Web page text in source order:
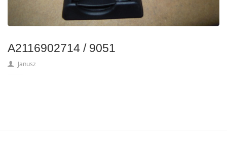
A2116902714 / 9051
Janusz